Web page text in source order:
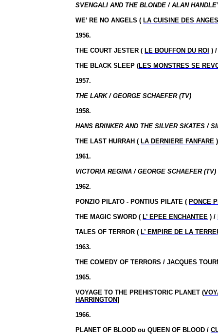
SVENGALI AND THE BLONDE / ALAN
WE’ RE NO ANGELS ( LA CUISINE DES
1956.
THE COURT JESTER ( LE BOUFFON DU ROI )
THE BLACK SLEEP (LES MONSTRES SE
1957.
THE LARK / GEORGE SCHAEFER (TV)
1958.
HANS BRINKER AND THE SILVER SKATES /
THE LAST HURRAH ( LA DERNIERE FANFARE
1961.
VICTORIA REGINA / GEORGE SCHAEFER (TV)
1962.
PONZIO PILATO - PONTIUS PILATE ( PONCE
THE MAGIC SWORD ( L’ EPEE ENCHANTEE ) /
TALES OF TERROR ( L’ EMPIRE DE LA
1963.
THE COMEDY OF TERRORS /JACQUES
1965.
VOYAGE TO THE PREHISTORIC PLANET (
HARRINGTON]
1966.
PLANET OF BLOOD ou QUEEN OF BLOOD /